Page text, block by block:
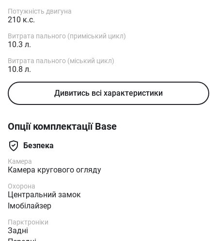
Потужність двигуна
210 к.с.
Витрата пального (приміський цикл)
10.3 л.
Витрата пального (міський цикл)
10.8 л.
Дивитись всі характеристики
Опції комплектації Base
Безпека
Камера
Камера кругового огляду
Охорона
Центральний замок
Імобілайзер
Парктроніки
Задні